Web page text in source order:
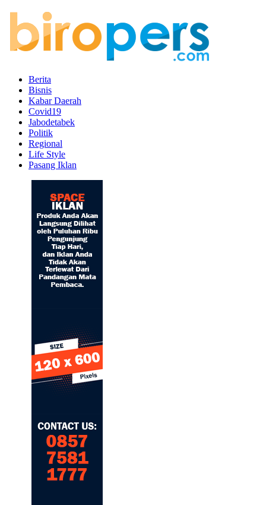
Berita
Bisnis
Kabar Daerah
Covid19
Jabodetabek
Politik
Regional
Life Style
Pasang Iklan